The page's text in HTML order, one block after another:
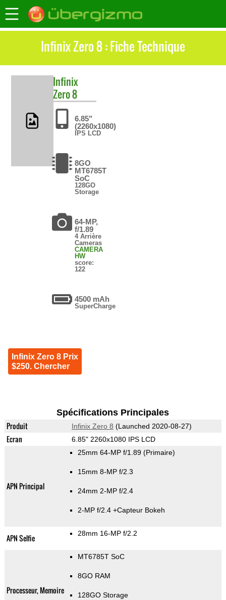
Infinix Zero 8 : Fiche Technique
Infinix
Zero 8
6.85"
(2260x1080)
IPS LCD
8GO
MT6785T
SoC
128GO
Storage
64-MP,
f/1.89
4 Arrière
Cameras
CAMERA
HW
score:
122
4500 mAh
SuperCharge
Infinix Zero 8 Prix
$250. Chercher
Spécifications Principales
Produit Infinix Zero 8 (Launched 2020-08-27)
Ecran 6.85" 2260x1080 IPS LCD
APN Principal
25mm 64-MP f/1.89 (Primaire)
15mm 8-MP f/2.3
24mm 2-MP f/2.4
2-MP f/2.4 +Capteur Bokeh
APN Selfie 28mm 16-MP f/2.2
Processeur, Memoire
MT6785T SoC
8GO RAM
128GO Storage